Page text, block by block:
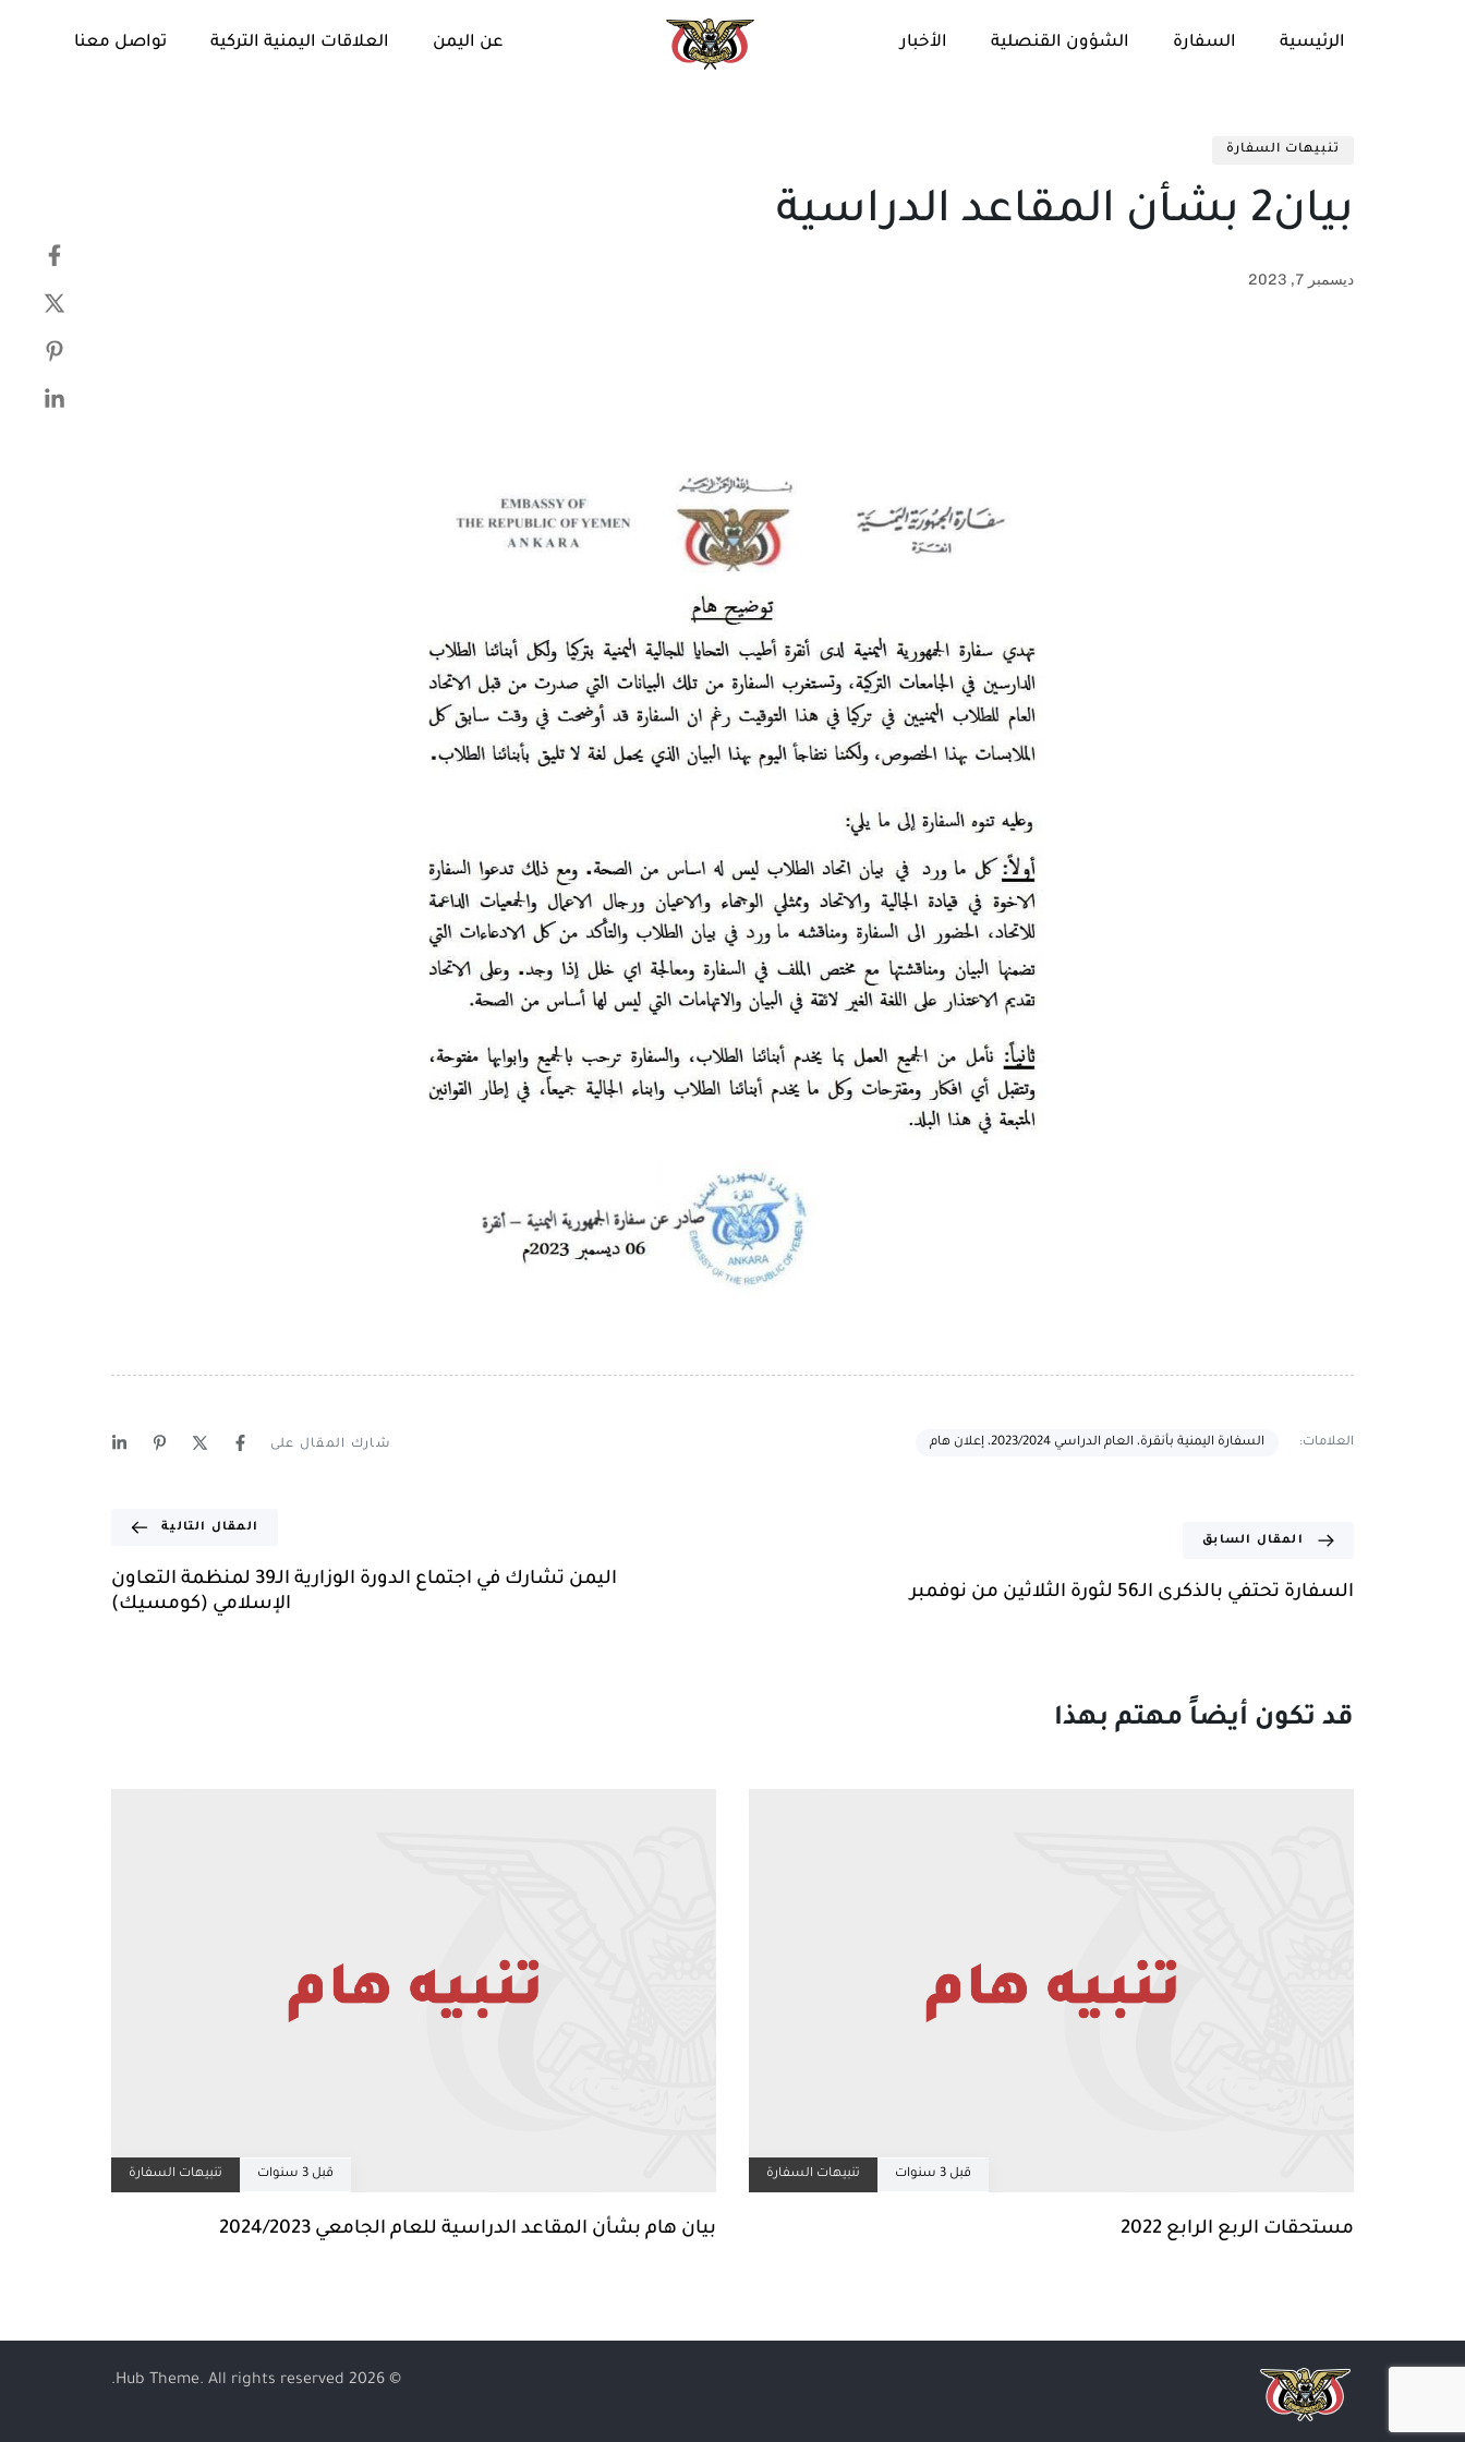
الرئيسية السفارة الشؤون القنصلية الأخبار عن اليمن العلاقات اليمنية التركية تواصل معنا
تنبيهات السفارة
بيان2 بشأن المقاعد الدراسية
ديسمبر 7, 2023
العلامات: السفارة اليمنية بأنقرة، العام الدراسي 2023/2024، إعلان هام شارك المقال على
المقال السابق
السفارة تحتفي بالذكرى الـ56 لثورة الثلاثين من نوفمبر
المقال التالية
اليمن تشارك في اجتماع الدورة الوزارية الـ39 لمنظمة التعاون
الإسلامي (كومسيك)
قبل 3 سنوات تنبيهات السفارة
مستحقات الربع الرابع 2022
قبل 3 سنوات تنبيهات السفارة
بيان هام بشأن المقاعد الدراسية للعام الجامعي 2024/2023
© 2026 Hub Theme. All rights reserved.